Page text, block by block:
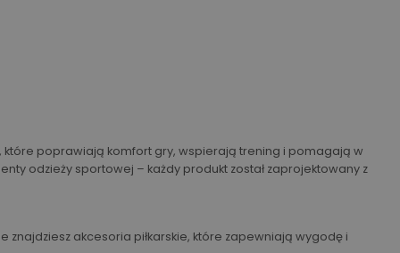
które poprawiają komfort gry, wspierają trening i pomagają w
odzieży sportowej – każdy produkt został zaprojektowany z
akcesoria piłkarskie, które zapewniają wygodę i